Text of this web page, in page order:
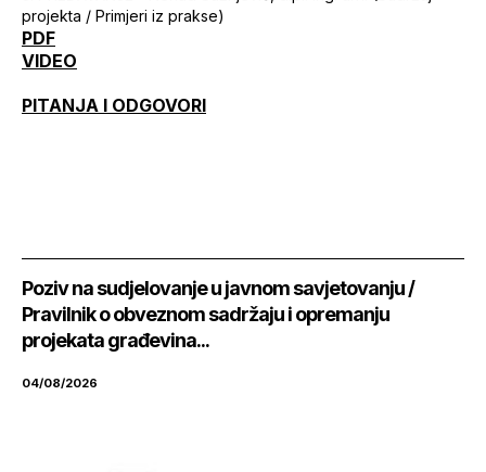
projekta / Primjeri iz prakse)
PDF
VIDEO
PITANJA I ODGOVORI
Poziv na sudjelovanje u javnom savjetovanju /
Pravilnik o obveznom sadržaju i opremanju
projekata građevina...
04/08/2026